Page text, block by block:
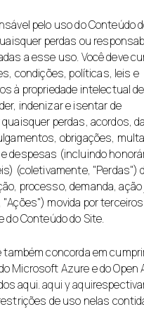
pelo uso do Conteúdo
perdas ou
a esse uso. Você deve
condições, políticas, leis e
à propriedade intelectual
indenizar e isentar de
perdas, acordos,
obrigações,
despesas (incluindo
(coletivamente, "Perdas")
processo, demanda,
movida por
do Conteúdo do Site.
também concorda em
Microsoft Azure e do Open
aqui.aquiyaqui
de uso nelas